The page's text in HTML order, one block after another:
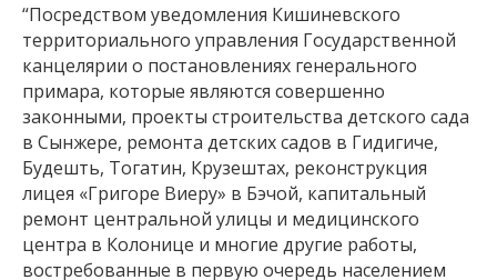
“Посредством уведомления Кишиневского
территориального управления Государственной
канцелярии о постановлениях генерального
примара, которые являются совершенно
законными, проекты строительства детского сада
в Сынжере, ремонта детских садов в Гидигиче,
Будешть, Тогатин, Крузештах, реконструкция
лицея «Григоре Виеру» в Бэчой, капитальный
ремонт центральной улицы и медицинского
центра в Колонице и многие другие работы,
востребованные в первую очередь населением